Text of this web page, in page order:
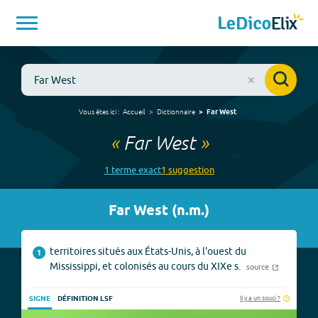
Vous êtes ici : Accueil Dictionnaire Far West
« Far West»
1 termeexact1 suggestion
Far West (n.m.)
1
territoires situés aux États-Unis, à l'ouest du
Mississippi, et colonisés au cours du XIXe s.
source
SIGNE DÉFINITION LSF Il y a un souci ?